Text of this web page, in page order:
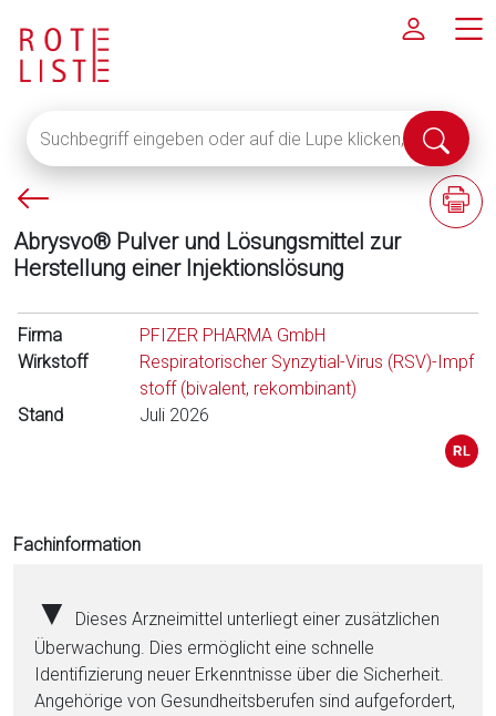
eingeben
oder
auf
die
Lupe
klicken,
um
alle
Fachinformationen
Suche
P
e
i
l
i
k
Abrysvo® Pulver und Lösungsmittel zur
Herstellung einer Injektionslösung
F
a
f
m
a
Firma
PFIZER PHARMA GmbH
Wirkstoff
Respiratorischer Synzytial-Virus (RSV)-Impf
stoff (bivalent, rekombinant)
Stand
Juli 2026
Fachinformation
▼
Dieses Arzneimittel unterliegt einer zusätzlichen
Überwachung. Dies ermöglicht eine schnelle
Identifizierung neuer Erkenntnisse über die Sicherheit.
Angehörige von Gesundheitsberufen sind aufgefordert,